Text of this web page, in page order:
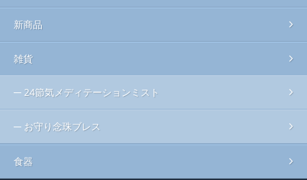
新商品
雑貨
24節気メディテーションミスト
お守り念珠ブレス
食器